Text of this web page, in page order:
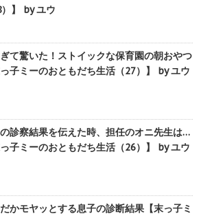
）】 by ユウ
て驚いた！ストイックな保育園の朝おやつ
っ子ミーのおともだち生活（27）】 by ユウ
診察結果を伝えた時、担任のオニ先生は…
っ子ミーのおともだち生活（26）】 by ユウ
かモヤッとする息子の診断結果【末っ子ミ